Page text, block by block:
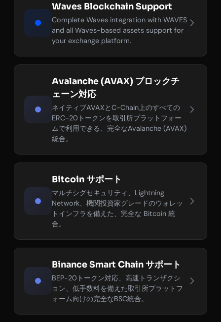
Waves Blockchain Support
Complete Waves integration with WAVES
and all Waves-based assets support for
your exchange platform.
Avalanche (AVAX) ブロックチ
ェーン対応
ネイティブAVAXとC-Chain上のすべての
ERC-20トークンを取引所プラットフォー
ムで利用できる、完全なAvalanche (AVAX)
統合。
Bitcoin サポート
マルチシグセキュリティ、Lightning
Network、機関投資家グレードのウォレッ
トインフラを備えた、完全な Bitcoin 統
合。
Binance Smart Chain サポート
BEP-20トークン対応、高速トランザクシ
ョン、低手数料を備えた取引所プラットフ
ォーム向けの完全なBSC統合。